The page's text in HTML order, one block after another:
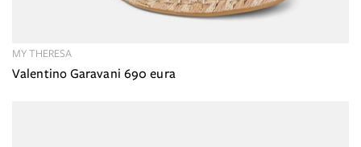
Valentino Garavani 690 eura
MY THERESA